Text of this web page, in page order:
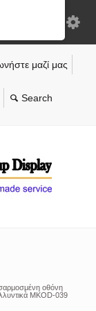
μαζί μας
οθόνη
MKOD-039